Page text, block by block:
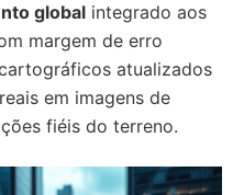
global integrado aos
margem de erro
atualizados
em imagens de
fiéis do terreno.